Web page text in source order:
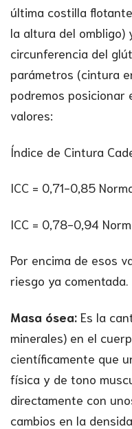
última costilla
la altura del ombligo)
circunferencia del
parámetros (cintura
podremos posicionar
valores:
Índice de Cintura
ICC = 0,71-0,85
ICC = 0,78-0,94
Por encima de esos
riesgo ya comentada.
Masa ósea: Es la
minerales) en el
científicamente que
física y de tono
directamente con
cambios en la